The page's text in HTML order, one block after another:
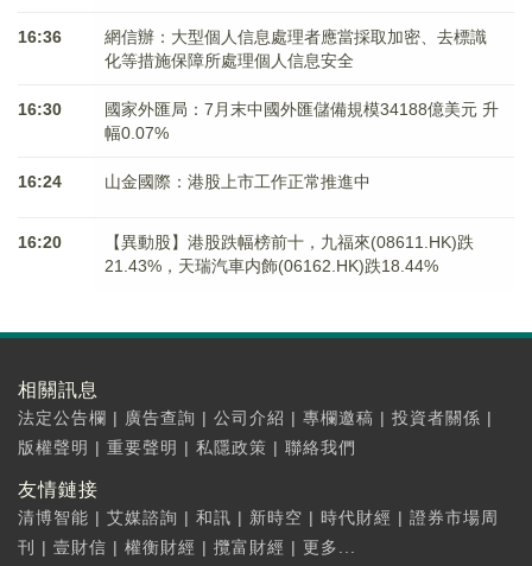
16:36
網信辦：大型個人信息處理者應當採取加密、去標識
化等措施保障所處理個人信息安全
16:30
國家外匯局：7月末中國外匯儲備規模34188億美元 升
幅0.07%
16:24 山金國際：港股上市工作正常推進中
16:20
【異動股】港股跌幅榜前十，九福來(08611.HK)跌
21.43%，天瑞汽車内飾(06162.HK)跌18.44%
相關訊息
法定公告欄 | 廣告查詢 | 公司介紹 | 專欄邀稿 | 投資者關係 |
版權聲明 | 重要聲明 | 私隱政策 | 聯絡我們
友情鏈接
清博智能 | 艾媒諮詢 | 和訊 | 新時空 | 時代財經 | 證券市場周
刊
| 壹財信 | 權衡財經 | 攬富財經 | 更多...